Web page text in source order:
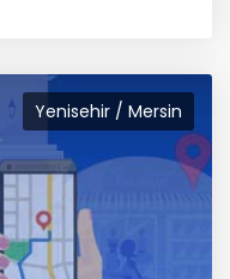
Yenisehir / Mersin